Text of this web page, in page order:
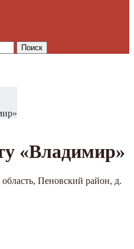
«Владимир»
область, Пеновский район, д.